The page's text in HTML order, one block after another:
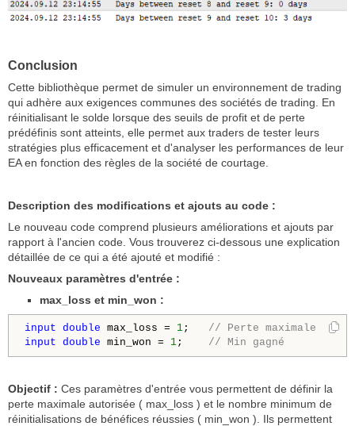
Conclusion
Cette bibliothèque permet de simuler un environnement de trading
qui adhère aux exigences communes des sociétés de trading. En
réinitialisant le solde lorsque des seuils de profit et de perte
prédéfinis sont atteints, elle permet aux traders de tester leurs
stratégies plus efficacement et d'analyser les performances de leur
EA en fonction des règles de la société de courtage.
Description des modifications et ajouts au code :
Le nouveau code comprend plusieurs améliorations et ajouts par
rapport à l'ancien code. Vous trouverez ci-dessous une explication
détaillée de ce qui a été ajouté et modifié :
Nouveaux paramètres d'entrée :
max_loss et min_won :
input double max_loss = 1; // Perte maximale
input double min_won = 1; // Min gagné
Objectif : Ces paramètres d'entrée vous permettent de définir la
perte maximale autorisée ( max_loss ) et le nombre minimum de
réinitialisations de bénéfices réussies ( min_won ). Ils permettent